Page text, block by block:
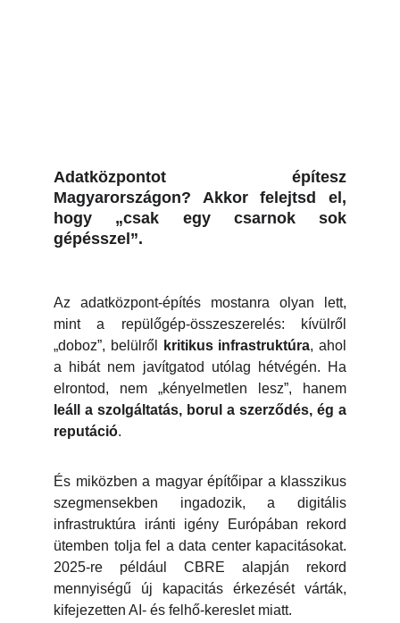
Adatközpontot építesz
Magyarországon? Akkor felejtsd el,
hogy „csak egy csarnok sok
gépésszel”.
Az adatközpont-építés mostanra olyan lett,
mint a repülőgép-összeszerelés: kívülről
„doboz”, belülről
kritikus infrastruktúra, ahol
a hibát nem javítgatod utólag hétvégén. Ha
elrontod, nem „kényelmetlen lesz”, hanem
leáll a szolgáltatás, borul a szerződés, ég a
reputáció.
És miközben a magyar építőipar a klasszikus
szegmensekben ingadozik, a digitális
infrastruktúra iránti igény Európában rekord
ütemben tolja fel a data center kapacitásokat.
2025-re például CBRE alapján rekord
mennyiségű új kapacitás érkezését várták,
kifejezetten AI- és felhő-kereslet miatt.